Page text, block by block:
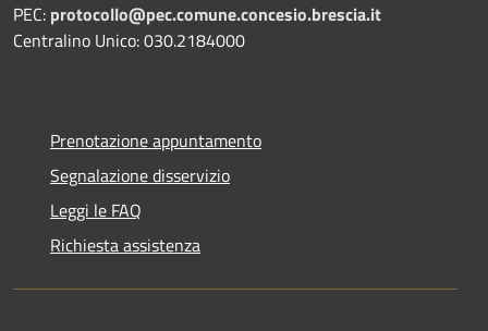
PEC: protocollo@pec.comune.concesio.brescia.it
Centralino Unico: 030.2184000
Prenotazione appuntamento
Segnalazione disservizio
Leggi le FAQ
Richiesta assistenza